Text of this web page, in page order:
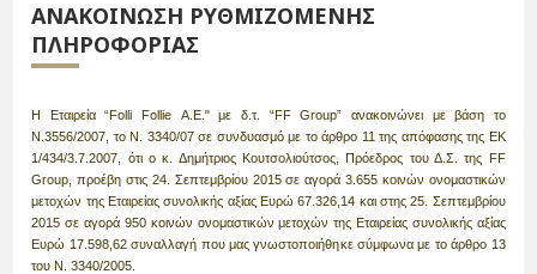
ΑΝΑΚΟΙΝΩΣΗ ΡΥΘΜΙΖΟΜΕΝΗΣ
ΠΛΗΡΟΦΟΡΙΑΣ
H Εταιρεία “Folli Follie A. E." με δ.τ. “FF Group” ανακοινώνει με βάση το
Ν.3556/2007, το Ν. 3340/07 σε συνδυασμό με το άρθρο 11 της απόφασης της ΕΚ
1/434/3.7.2007, ότι oκ. Δημήτριος Κουτσολιούτσος, Πρόεδρος του Δ.Σ. της FF
Group , προέβη στις 24. Σεπτεμβρίου 2015 σε αγορά 3.655 κοινών ονομαστικών
μετοχών της Εταιρείας συνολικής αξίας Ευρώ 67.326,14 και στης 25. Σεπτεμβρίου
2015 σε αγορά 950 κοινών ονομαστικών μετοχών της Εταιρείας συνολικής αξίας
Ευρώ 17.598,62 συναλλαγή που μας γνωστοποιήθηκε σύμφωνα με το άρθρο 13
του Ν. 3340/2005.